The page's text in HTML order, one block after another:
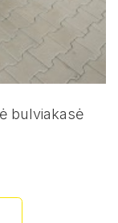
bulviakasė